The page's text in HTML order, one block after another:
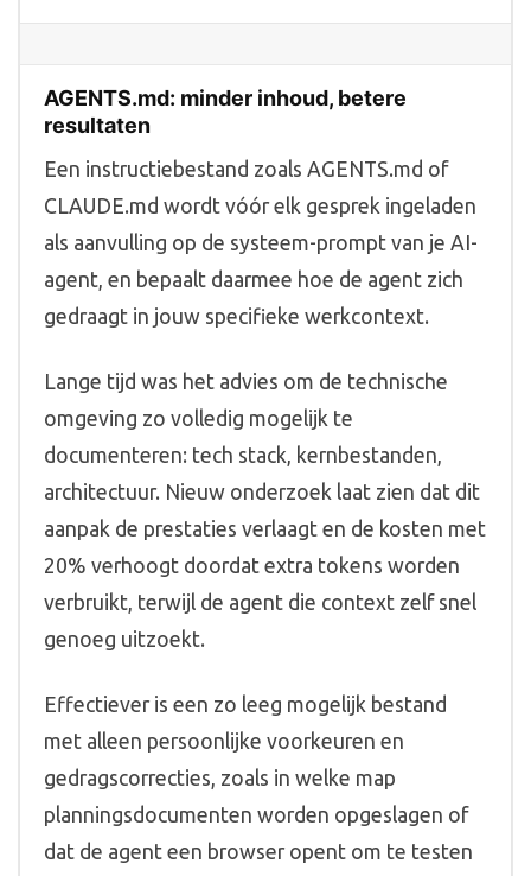
AGENTS.md: minder inhoud, betere
resultaten
Een instructiebestand zoals AGENTS.md of
CLAUDE.md wordt vóór elk gesprek ingeladen
als aanvulling op de systeem-prompt van je AI-
agent, en bepaalt daarmee hoe de agent zich
gedraagt in jouw specifieke werkcontext.
Lange tijd was het advies om de technische
omgeving zo volledig mogelijk te
documenteren: tech stack, kernbestanden,
architectuur. Nieuw onderzoek laat zien dat dit
aanpak de prestaties verlaagt en de kosten met
20% verhoogt doordat extra tokens worden
verbruikt, terwijl de agent die context zelf snel
genoeg uitzoekt.
Effectiever is een zo leeg mogelijk bestand
met alleen persoonlijke voorkeuren en
gedragscorrecties, zoals in welke map
planningsdocumenten worden opgeslagen of
dat de agent een browser opent om te testen